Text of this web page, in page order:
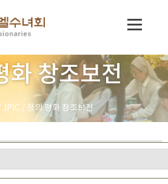
화 창조보전
JPIC / 정의 평화 창조보전